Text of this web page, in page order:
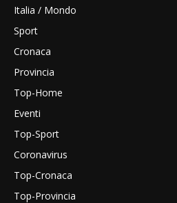
Italia / Mondo
Sport
Cronaca
Provincia
Top-Home
Eventi
Top-Sport
Coronavirus
Top-Cronaca
Top-Provincia